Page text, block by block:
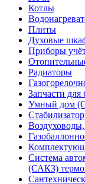
Котлы
Плиты
Духовые
Приборы
Радиаторы
Запчасти для
Умный дом
Система
(САКЗ)